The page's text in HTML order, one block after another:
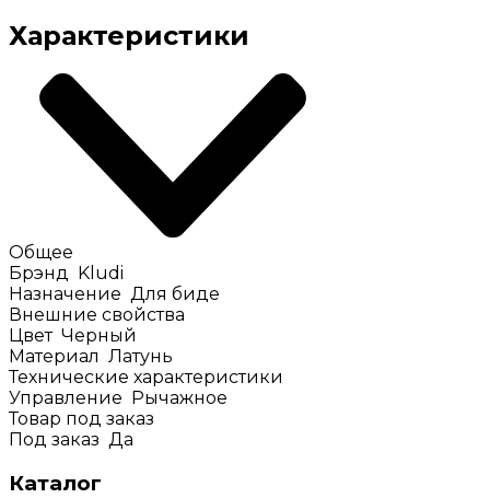
Характеристики
Общее
Брэнд
Kludi
Назначение Для биде
Внешние свойства
Цвет Черный
Материал Латунь
Технические характеристики
Управление
Рычажное
Товар под заказ
Под заказ Да
Каталог